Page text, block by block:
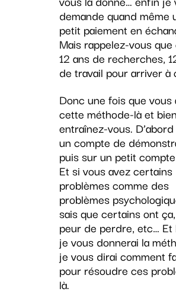
demande quand même
petit paiement en
Mais rappelez-vous que
12 ans de recherches,
de travail pour arriver à
Donc une fois que vous
cette méthode-là et bien
entraînez-vous.
un compte de
puis sur un petit
Et si vous avez certains
problèmes comme des
problèmes
sais que certains ont
peur de perdre, etc… Et
je vous donnerai la
je vous dirai comment
pour résoudre ces
là.